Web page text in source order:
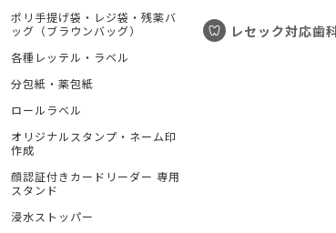
ポリ手提げ袋・レジ袋・残薬バ
ッグ（ブラウンバッグ）
各種レッテル・ラベル
分包紙・薬包紙
ロールラベル
オリジナルスタンプ・ネーム印
作成
顔認証付きカードリーダー 専用
スタンド
浸水ストッパー
レセック対応歯